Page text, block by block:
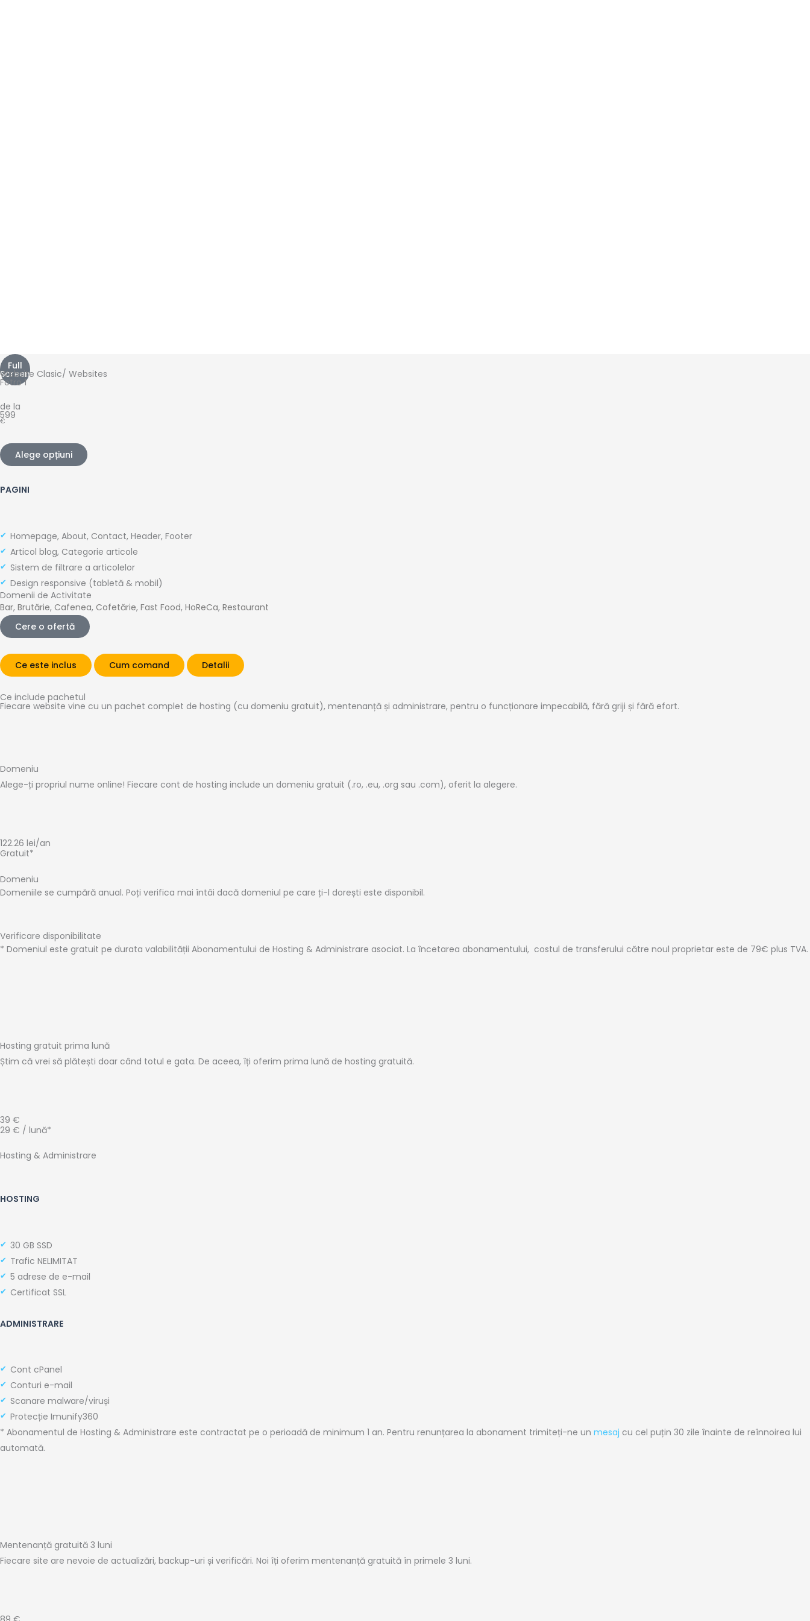
Full
Screen
Website Clasic/ Websites
Fotro 1
de la
599
€
Alege opțiuni
PAGINI
Homepage, About, Contact, Header, Footer
Articol blog, Categorie articole
Sistem de filtrare a articolelor
Design responsive (tabletă & mobil)
Domenii de Activitate
Bar, Brutărie, Cafenea, Cofetărie, Fast Food, HoReCa, Restaurant
Cere o ofertă
Ce este inclus Cum comand Detalii
Ce include pachetul
Fiecare website vine cu un pachet complet de hosting (cu domeniu gratuit), mentenanță și administrare, pentru o funcționare impecabilă, fără griji și fără efort.
Domeniu
Alege-ți propriul nume online! Fiecare cont de hosting include un domeniu gratuit (.ro, .eu, .org sau .com), oferit la alegere.
122.26 lei/an
Gratuit*
Domeniu
Domeniile se cumpără anual. Poți verifica mai întâi dacă domeniul pe care ți-l dorești este disponibil.
Verificare disponibilitate
* Domeniul este gratuit pe durata valabilității Abonamentului de Hosting & Administrare asociat. La încetarea abonamentului, costul de transferului către noul proprietar este de 79€ plus TVA.
Hosting gratuit prima lună
Știm că vrei să plătești doar când totul e gata. De aceea, îți oferim prima lună de hosting gratuită.
39 €
29 € / lună*
Hosting & Administrare
HOSTING
30 GB SSD
Trafic NELIMITAT
5 adrese de e-mail
Certificat SSL
ADMINISTRARE
Cont cPanel
Conturi e-mail
Scanare malware/viruși
Protecție Imunify360
* Abonamentul de Hosting & Administrare este contractat pe o perioadă de minimum 1 an. Pentru renunțarea la abonament trimiteți-ne un mesaj cu cel puțin 30 zile înainte de reînnoirea lui
automată.
Mentenanță gratuită 3 luni
Fiecare site are nevoie de actualizări, backup-uri și verificări. Noi îți oferim mentenanță gratuită în primele 3 luni.